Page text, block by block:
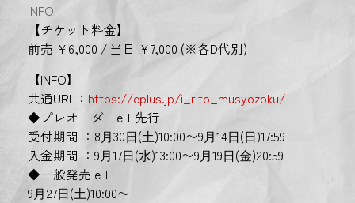
INFO
【チケット料金】
前売 ¥6,000 / 当日 ¥7,000 (※各D代別)
【INFO】
共通URL： https://eplus.jp/i_rito_musyozoku/
◆プレオーダーe+先行
受付期間 ：8⽉30⽇(⼟)10:00〜9⽉14⽇(⽇)17:59
入金期間 ：9⽉17⽇(⽔)13:00〜9⽉19⽇(⾦)20:59
◆一般発売 e+
9⽉27⽇(⼟)10:00〜